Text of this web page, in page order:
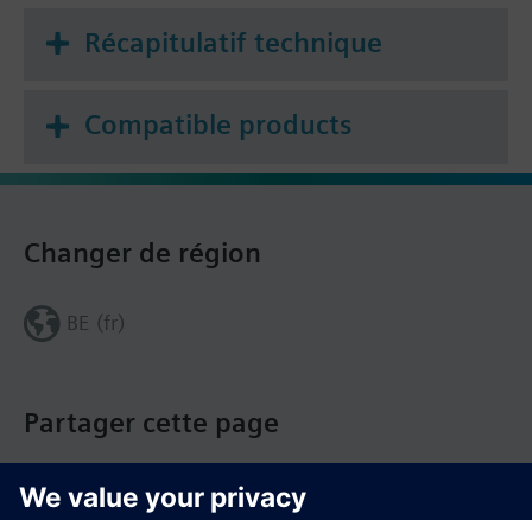
Récapitulatif technique
Compatible products
Partager cette page
Changer de région
BE (fr)